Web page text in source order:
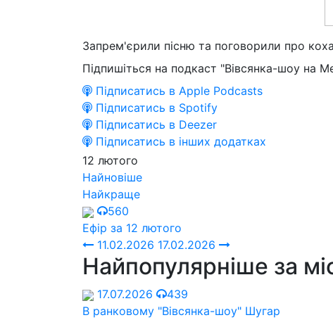
Запрем'єрили пісню та поговорили про
Підпишіться на подкаст "Вівсянка-шоу на
Підписатись в Apple Podcasts
Підписатись в Spotify
Підписатись в Deezer
Підписатись в інших додатках
12 лютого
Найновіше
Найкраще
560
Ефір за 12 лютого
11.02.2026 17.02.2026
Найпопулярніше за
17.07.2026
439
В ранковому "Вівсянка-шоу" Шугар